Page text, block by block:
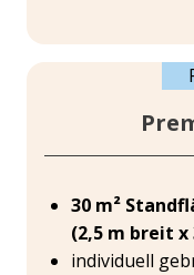
30 m²
(2,5 m breit
individuell